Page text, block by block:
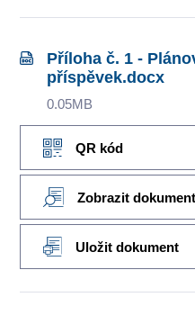
Příloha č. 1 -
příspěvek.docx
0.05MB
QR kód
Zobrazit dokument
Uložit dokument